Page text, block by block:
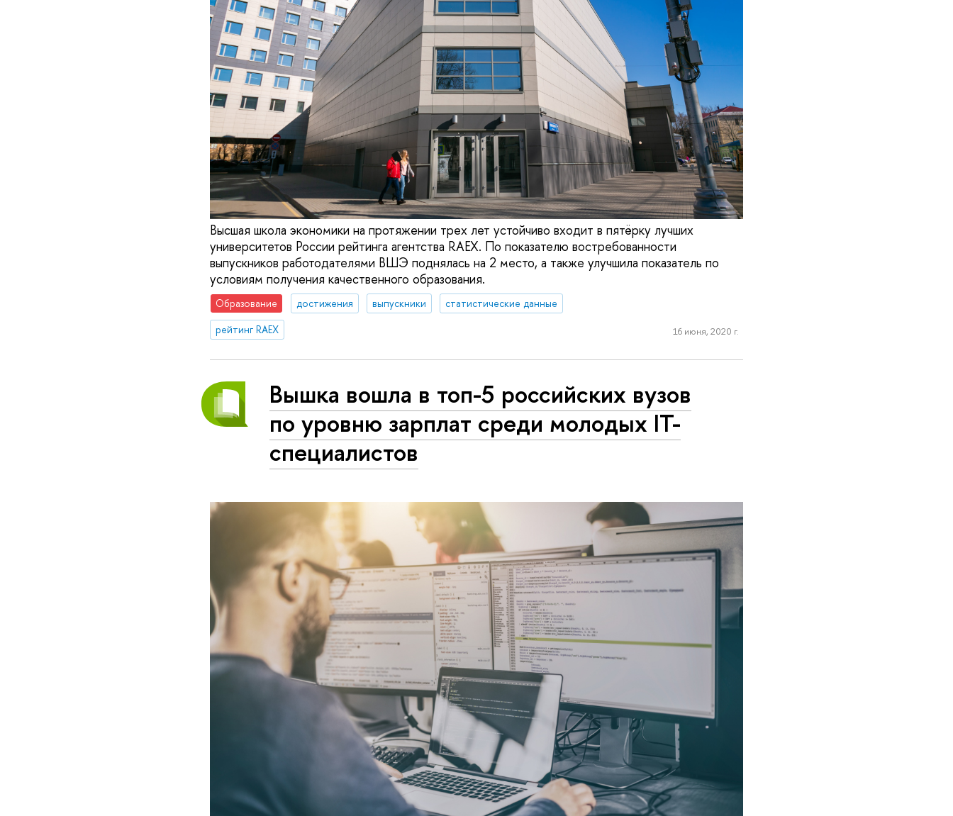
Высшая школа экономики на протяжении трех лет устойчиво входит в пятёрку лучших
университетов России рейтинга агентства RAEX. По показателю востребованности
выпускников работодателями ВШЭ поднялась на 2 место, а также улучшила показатель по
условиям получения качественного образования.
Образование достижения выпускники
статистические данные
рейтинг RAEX
16 июня, 2020 г.
Вышка вошла в топ-5 российских вузов
по уровню зарплат среди молодых IT-
специалистов